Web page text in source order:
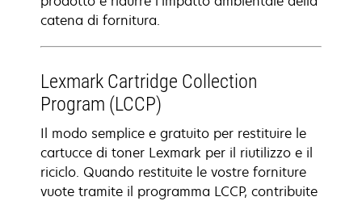
catena di fornitura.
Lexmark Cartridge Collection
Program (LCCP)
Il modo semplice e gratuito per restituire le
cartucce di toner Lexmark per il riutilizzo e il
riciclo. Quando restituite le vostre forniture
vuote tramite il programma LCCP, contribuite